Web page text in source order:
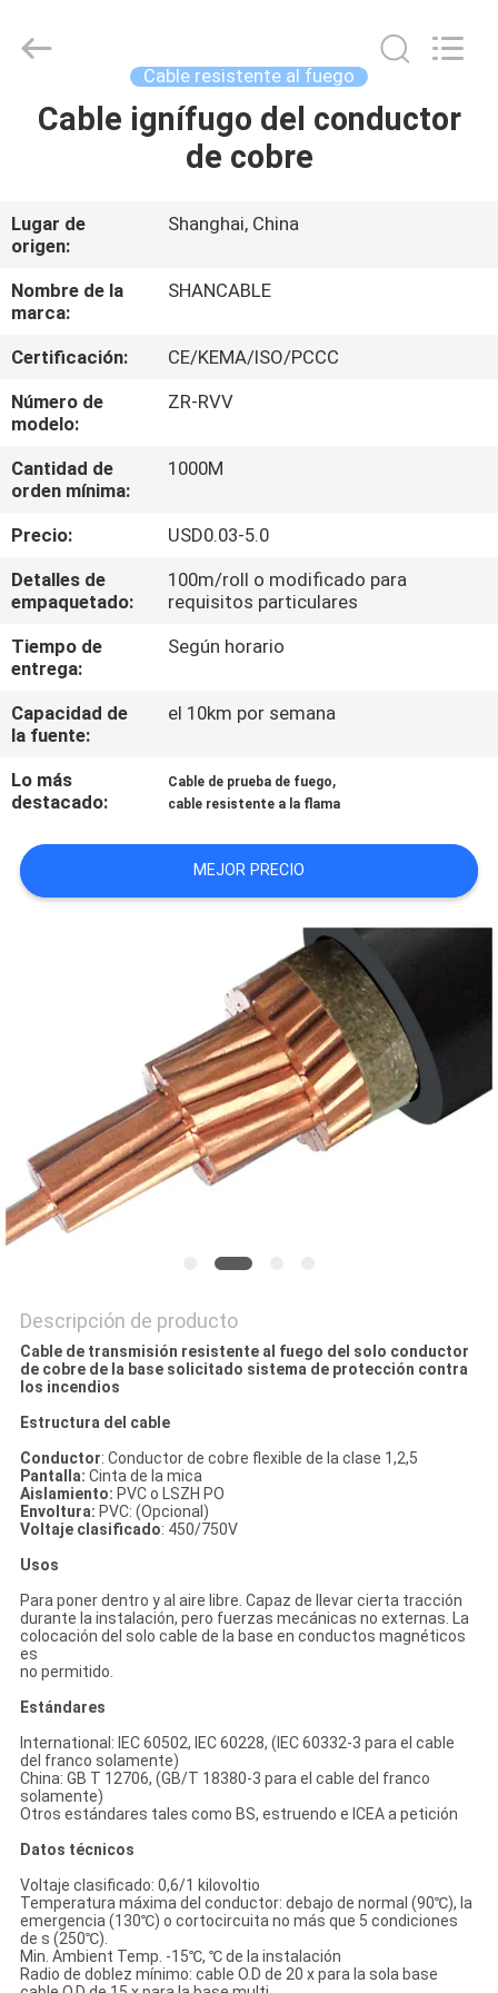
INICIO
VIDEOS
VR
SHOW
SOBRE
NOSOTROS
VISITA
A
FÁBRICA
CONTROL
DE
CALIDAD
CONTACTO
SOLICITAR
UNA
COTIZACIÓN
NEWS
MAPA
DEL
SITIO
POLÍTICA
DE
PRIVACIDAD
Cable
(Group)
Reserved.
Cable resistente al fuego
Cable ignífugo del conductor
de cobre
Lugar de
origen:
Shanghai, China
Nombre de la
marca:
SHANCABLE
Certificación:
CE/KEMA/ISO/PCCC
Número de
modelo:
ZR-RVV
Cantidad de
orden mínima:
1000M
Precio:
USD0.03-5.0
Detalles de
empaquetado:
100m/roll o modificado para
requisitos particulares
Tiempo de
entrega:
Según horario
Capacidad de
la fuente:
el 10km por semana
Lo más
destacado:
Cable de prueba de fuego,
cable resistente a la flama
MEJOR PRECIO
Descripción de producto
Cable de transmisión resistente al fuego del solo conductor
de cobre de la base solicitado sistema de protección contra
los incendios
Estructura del cable
Conductor: Conductor de cobre flexible de la clase 1,2,5
Pantalla: Cinta de la mica
Aislamiento: PVC o LSZH PO
Envoltura: PVC: (Opcional)
Voltaje clasificado: 450/750V
Usos
Para poner dentro y al aire libre. Capaz de llevar cierta tracción
durante la instalación, pero fuerzas mecánicas no externas. La
colocación del solo cable de la base en conductos magnéticos
es
no permitido.
Estándares
International: IEC 60502, IEC 60228, (IEC 60332-3 para el cable
del franco solamente)
China: GB T 12706, (GB/T 18380-3 para el cable del franco
solamente)
Otros estándares tales como BS, estruendo e ICEA a petición
Datos técnicos
Voltaje clasificado: 0,6/1 kilovoltio
Temperatura máxima del conductor: debajo de normal (90℃), la
emergencia (130℃) o cortocircuita no más que 5 condiciones
de s (250℃).
Min. Ambient Temp. -15℃, ℃ de la instalación
Radio de doblez mínimo: cable O.D de 20 x para la sola base